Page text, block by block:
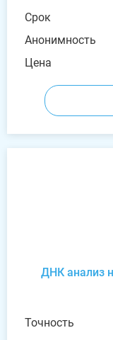
Срок
Анонимность
Цена
ДНК анализ
Точность